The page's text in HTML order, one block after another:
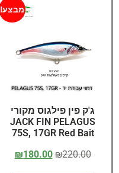
מבצע!
ג'ק פין פילגוס מקורי
JACK FIN PELAGUS
75S, 17GR Red Bait
₪220.00
₪180.00